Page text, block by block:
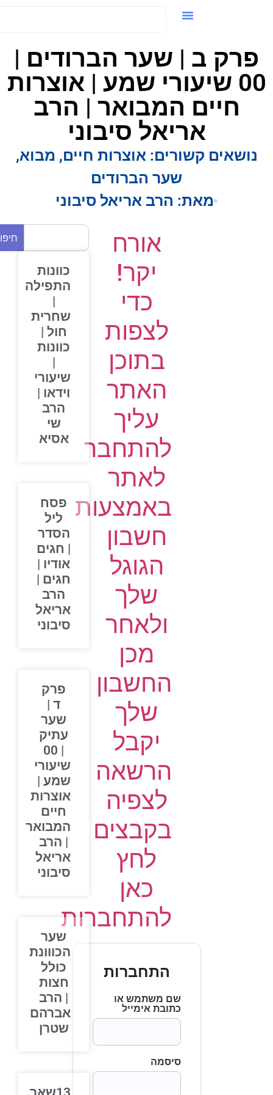
פרק ב | שער הברודים |
00 שיעורי שמע | אוצרות
חיים המבואר | הרב
אריאל סיבוני
נושאים קשורים: אוצרות חיים,מבוא,
שער הברודים
מאת:הרב אריאל סיבוני
אורח
יקר!
כדי
לצפות
בתוכן
האתר
עליך
להתחבר
לאתר
באמצעות
חשבון
הגוגל
שלך
ולאחר
מכן
החשבון
שלך
יקבל
הרשאה
לצפיה
בקבצים
לחץ
כאן
להתחברות
התחברות
שם משתמש או
כתובת אימייל
סיסמה
חיפוש
כוונות
התפילה
שחרית
חול |
כוונות
שיעורי
וידאו |
הרב
שי
אסיא
פסח
ליל
הסדר
| חגים
אודיו |
חגים |
הרב
אריאל
סיבוני
פרק
שער
עתיק
| 00
שיעורי
שמע |
אוצרות
חיים
המבואר
| הרב
אריאל
סיבוני
שער
הכווונת
כולל
חצות
| הרב
אברהם
שטרן